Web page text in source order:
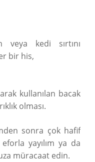
veya kedi sırtını
bir his,
kullanılan bacak
olması.
sonra çok hafif
yayılım ya da
müracaat edin.